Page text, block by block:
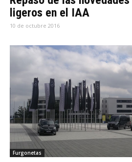
ligeros en el IAA
10 de octubre 2016
Furgonetas